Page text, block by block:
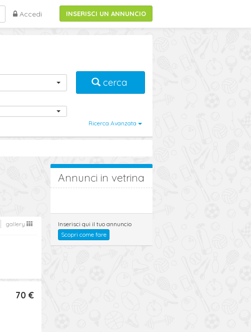
INSERISCI UN ANNUNCIO
Accedi
cerca
Ricerca Avanzata
gallery
70 €
Annunci in vetrina
Inserisci qui il tuo annuncio
Scopri come fare